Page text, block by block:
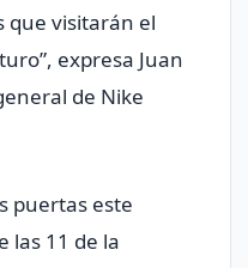
que visitarán el
expresa Juan
de Nike
puertas este
las 11 de la